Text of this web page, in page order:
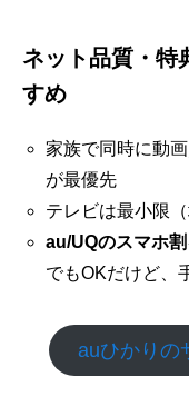
ネット品質・特
すめ
家族で同時に動
が最優先
テレビは最小限
au/UQのスマホ
でもOKだけど、
auひかりの